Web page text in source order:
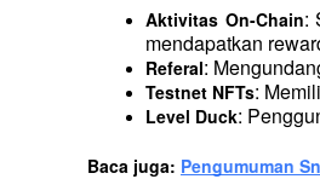
Aktivitas On-Chain:
mendapatkan
Referal:
Testnet NFTs:
Level Duck:
Baca juga: Pengumuman